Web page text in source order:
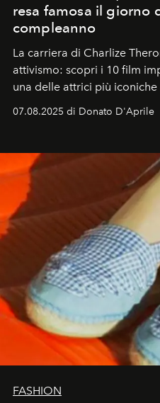
resa famosa il giorno
compleanno
La carriera di Charlize
attivismo: scopri i 10 film
una delle attrici più
07.08.2025 di Donato D'Aprile
FASHION